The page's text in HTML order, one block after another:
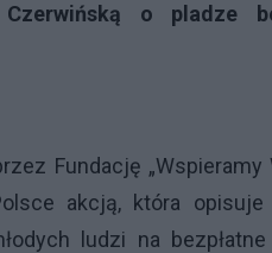
o pladze
Fundację
akcją, która
ludzi na